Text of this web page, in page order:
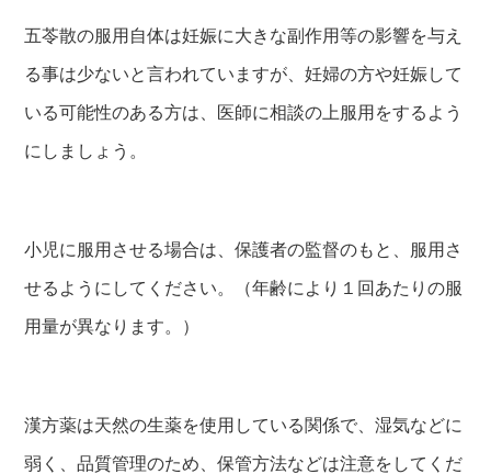
五苓散の服用自体は妊娠に大きな副作用等の影響を与え
る事は少ないと言われていますが、妊婦の方や妊娠して
いる可能性のある方は、医師に相談の上服用をするよう
にしましょう。
小児に服用させる場合は、保護者の監督のもと、服用さ
せるようにしてください。（年齢により１回あたりの服
用量が異なります。）
漢方薬は天然の生薬を使用している関係で、湿気などに
弱く、品質管理のため、保管方法などは注意をしてくだ